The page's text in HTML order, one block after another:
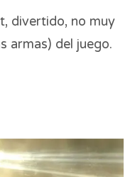
divertido, no muy
armas) del juego.